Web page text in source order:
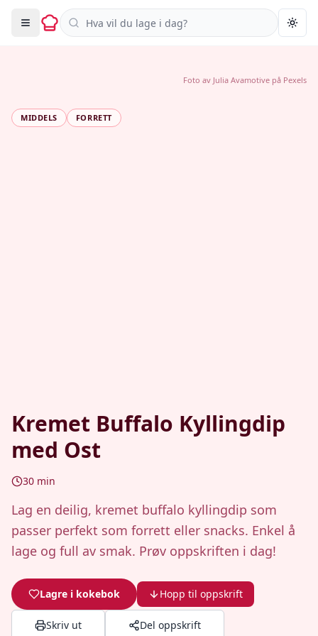
Søk i oppskrifter
MIDDELS FORRETT
Kremet Buffalo Kyllingdip
med Ost
30 min
Lag en deilig, kremet buffalo kyllingdip som
passer perfekt som forrett eller snacks. Enkel å
lage og full av smak. Prøv oppskriften i dag!
Lagre i kokebok Hopp til oppskrift
Skriv ut Del oppskrift
Foto av Julia Avamotive på Pexels